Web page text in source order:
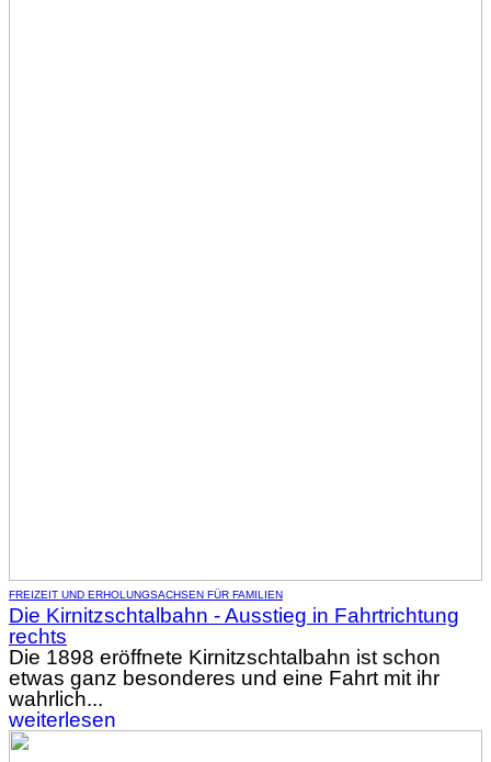
FREIZEIT UND ERHOLUNGSACHSEN FÜR FAMILIEN
Die Kirnitzschtalbahn - Ausstieg in Fahrtrichtung
rechts
Die 1898 eröffnete Kirnitzschtalbahn ist schon
etwas ganz besonderes und eine Fahrt mit ihr
wahrlich...
weiterlesen